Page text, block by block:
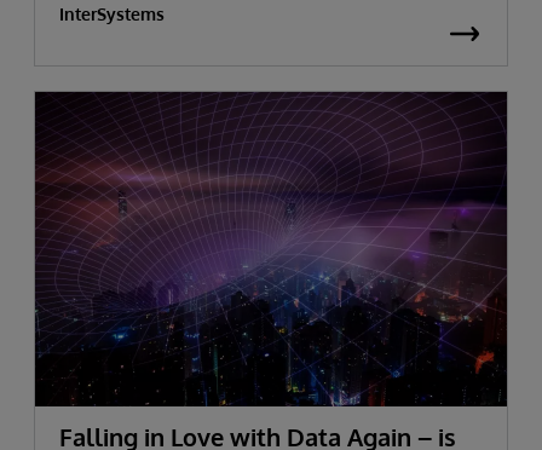
InterSystems
Falling in Love with Data Again – is